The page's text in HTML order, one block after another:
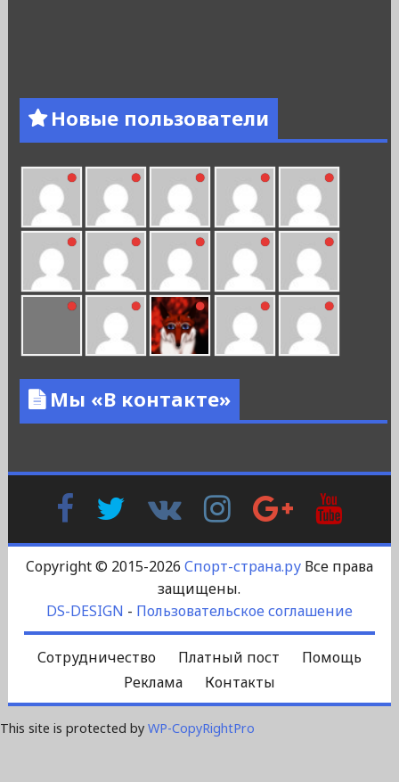
Новые пользователи
Мы «В контакте»
FacebookTwitter
Контакте
InstagramGoogle
Plus
Copyright © 2015-2026 Спорт-страна.руВсе права
защищены.
DS-DESIGN - Пользовательское соглашение
Сотрудничество Платный пост
Помощь
Реклама
Контакты
This site is protected by WP-CopyRightPro